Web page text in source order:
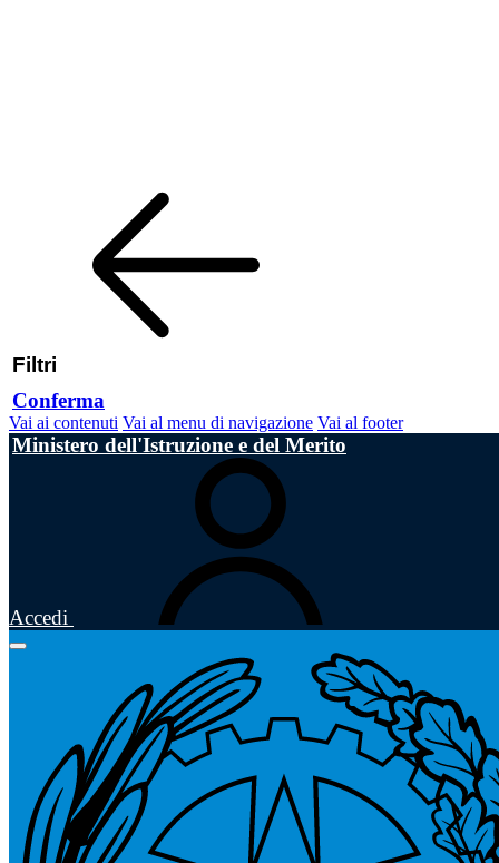
Filtri
Conferma
Vai ai contenuti Vai al menu di navigazione Vai al footer
Ministero dell'Istruzione e del Merito
Accedi